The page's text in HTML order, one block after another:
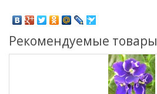
Рекомендуемые товары